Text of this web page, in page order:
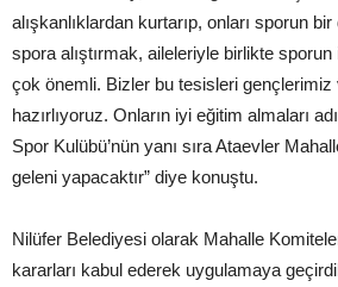
alışkanlıklardan kurtarıp, onları sporun
spora alıştırmak, aileleriyle birlikte
çok önemli. Bizler bu tesisleri gençlerimiz
hazırlıyoruz. Onların iyi eğitim almaları
Spor Kulübü’nün yanı sıra Ataevler
geleni yapacaktır” diye konuştu.
Nilüfer Belediyesi olarak Mahalle
kararları kabul ederek uygulamaya